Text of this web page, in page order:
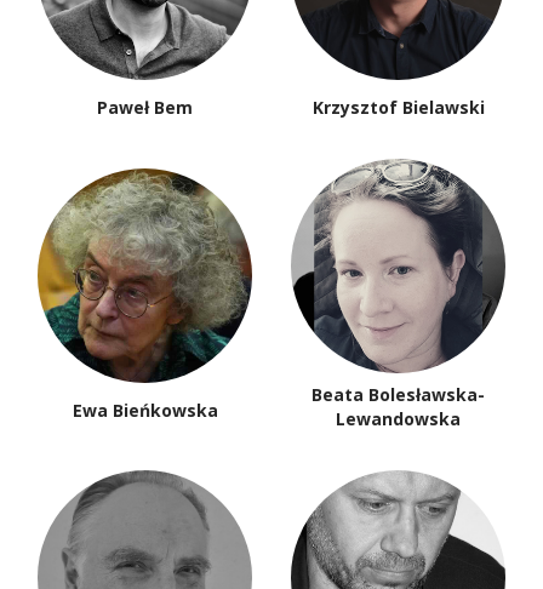
Paweł Bem Krzysztof Bielawski
Ewa Bieńkowska
Beata Bolesławska-
Lewandowska